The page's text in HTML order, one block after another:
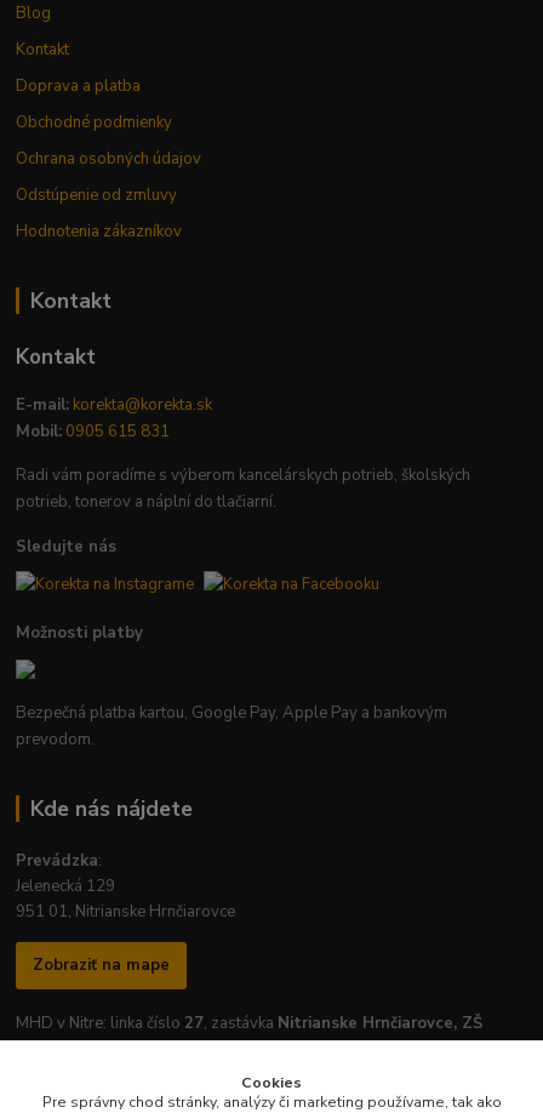
Blog
Kontakt
Doprava a platba
Obchodné podmienky
Ochrana osobných údajov
Odstúpenie od zmluvy
Hodnotenia zákazníkov
Kontakt
Kontakt
E-mail: korekta@korekta.sk
Mobil: 0905 615 831
Radi vám poradíme s výberom kancelárskych potrieb, školských
potrieb, tonerov a náplní do tlačiarní.
Sledujte nás
Možnosti platby
Bezpečná platba kartou, Google Pay, Apple Pay a bankovým
prevodom.
Kde nás nájdete
Prevádzka:
Jelenecká 129
951 01, Nitrianske Hrnčiarovce
Zobraziť na mape
MHD v Nitre: linka číslo 27, zastávka Nitrianske Hrnčiarovce, ZŠ
Cookies
Pre správny chod stránky, analýzy či marketing používame, tak ako